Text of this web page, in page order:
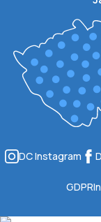
DC Instagram
GDPR